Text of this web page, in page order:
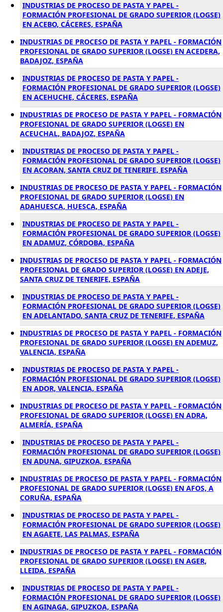
INDUSTRIAS DE PROCESO DE PASTA Y PAPEL -
FORMACIÓN PROFESIONAL DE GRADO SUPERIOR (LOGSE)
EN ACEBO, CÁCERES, ESPAÑA
INDUSTRIAS DE PROCESO DE PASTA Y PAPEL - FORMACIÓN
PROFESIONAL DE GRADO SUPERIOR (LOGSE) EN ACEDERA,
BADAJOZ, ESPAÑA
INDUSTRIAS DE PROCESO DE PASTA Y PAPEL -
FORMACIÓN PROFESIONAL DE GRADO SUPERIOR (LOGSE)
EN ACEHUCHE, CÁCERES, ESPAÑA
INDUSTRIAS DE PROCESO DE PASTA Y PAPEL - FORMACIÓN
PROFESIONAL DE GRADO SUPERIOR (LOGSE) EN
ACEUCHAL, BADAJOZ, ESPAÑA
INDUSTRIAS DE PROCESO DE PASTA Y PAPEL -
FORMACIÓN PROFESIONAL DE GRADO SUPERIOR (LOGSE)
EN ACORAN, SANTA CRUZ DE TENERIFE, ESPAÑA
INDUSTRIAS DE PROCESO DE PASTA Y PAPEL - FORMACIÓN
PROFESIONAL DE GRADO SUPERIOR (LOGSE) EN
ADAHUESCA, HUESCA, ESPAÑA
INDUSTRIAS DE PROCESO DE PASTA Y PAPEL -
FORMACIÓN PROFESIONAL DE GRADO SUPERIOR (LOGSE)
EN ADAMUZ, CÓRDOBA, ESPAÑA
INDUSTRIAS DE PROCESO DE PASTA Y PAPEL - FORMACIÓN
PROFESIONAL DE GRADO SUPERIOR (LOGSE) EN ADEJE,
SANTA CRUZ DE TENERIFE, ESPAÑA
INDUSTRIAS DE PROCESO DE PASTA Y PAPEL -
FORMACIÓN PROFESIONAL DE GRADO SUPERIOR (LOGSE)
EN ADELANTADO, SANTA CRUZ DE TENERIFE, ESPAÑA
INDUSTRIAS DE PROCESO DE PASTA Y PAPEL - FORMACIÓN
PROFESIONAL DE GRADO SUPERIOR (LOGSE) EN ADEMUZ,
VALENCIA, ESPAÑA
INDUSTRIAS DE PROCESO DE PASTA Y PAPEL -
FORMACIÓN PROFESIONAL DE GRADO SUPERIOR (LOGSE)
EN ADOR, VALENCIA, ESPAÑA
INDUSTRIAS DE PROCESO DE PASTA Y PAPEL - FORMACIÓN
PROFESIONAL DE GRADO SUPERIOR (LOGSE) EN ADRA,
ALMERÍA, ESPAÑA
INDUSTRIAS DE PROCESO DE PASTA Y PAPEL -
FORMACIÓN PROFESIONAL DE GRADO SUPERIOR (LOGSE)
EN ADUNA, GIPUZKOA, ESPAÑA
INDUSTRIAS DE PROCESO DE PASTA Y PAPEL - FORMACIÓN
PROFESIONAL DE GRADO SUPERIOR (LOGSE) EN AFOS, A
CORUÑA, ESPAÑA
INDUSTRIAS DE PROCESO DE PASTA Y PAPEL -
FORMACIÓN PROFESIONAL DE GRADO SUPERIOR (LOGSE)
EN AGAETE, LAS PALMAS, ESPAÑA
INDUSTRIAS DE PROCESO DE PASTA Y PAPEL - FORMACIÓN
PROFESIONAL DE GRADO SUPERIOR (LOGSE) EN AGER,
LLEIDA, ESPAÑA
INDUSTRIAS DE PROCESO DE PASTA Y PAPEL -
FORMACIÓN PROFESIONAL DE GRADO SUPERIOR (LOGSE)
EN AGINAGA, GIPUZKOA, ESPAÑA